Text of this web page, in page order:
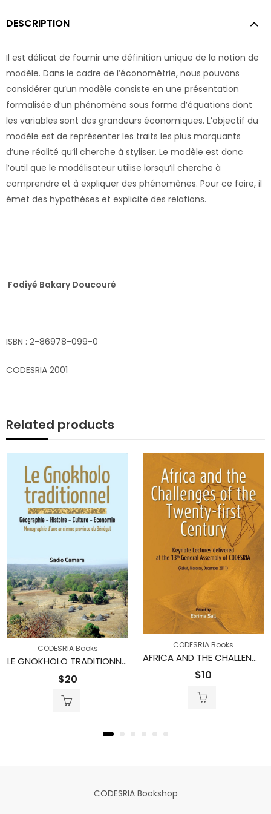
DESCRIPTION
Il est délicat de fournir une définition unique de la notion de
modèle. Dans le cadre de l’économétrie, nous pouvons
considérer qu’un modèle consiste en une présentation
formalisée d’un phénomène sous forme d’équations dont
les variables sont des grandeurs économiques. L’objectif du
modèle est de représenter les traits les plus marquants
d’une réalité qu’il cherche à styliser. Le modèle est donc
l’outil que le modélisateur utilise lorsqu’il cherche à
comprendre et à expliquer des phénomènes. Pour ce faire, il
émet des hypothèses et explicite des relations.
Fodiyé Bakary Doucouré
ISBN : 2-86978-099-0
CODESRIA 2001
Related products
CODESRIA Books
LE GNOKHOLO TRADITIONNEL Géographie – Histoire – Culture – Economie. Monographie d’une ancienne province du Sénégal
$20
CODESRIA Books
AFRICA AND THE CHALLENGES OF THE TWENTY-FIRST CENTURY Keynote Addresses delivered at the 13th General Assembly of CODESRIA
$10
CODESRIA Bookshop